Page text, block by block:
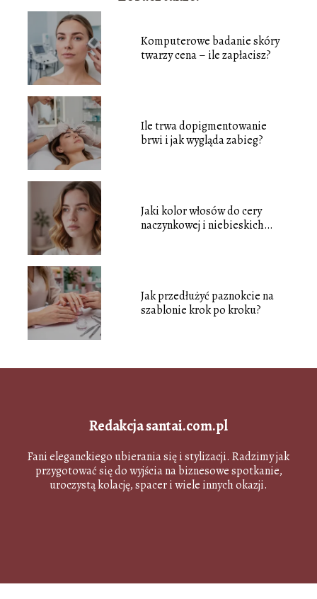
Komputerowe badanie skóry
twarzy cena – ile zapłacisz?
Ile trwa dopigmentowanie
brwi i jak wygląda zabieg?
Jaki kolor włosów do cery
naczynkowej i niebieskich
Jak przedłużyć paznokcie na
szablonie krok po kroku?
Redakcja santai.com.pl
Fani eleganckiego ubierania się i stylizacji. Radzimy jak
przygotować się do wyjścia na biznesowe spotkanie,
uroczystą kolację, spacer i wiele innych okazji.